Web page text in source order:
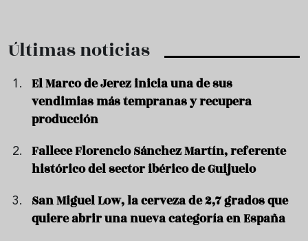
Últimas noticias
El Marco de Jerez inicia una de sus
vendimias más tempranas y recupera
producción
Fallece Florencio Sánchez Martín, referente
histórico del sector ibérico de Guijuelo
San Miguel Low, la cerveza de 2,7 grados que
quiere abrir una nueva categoría en España